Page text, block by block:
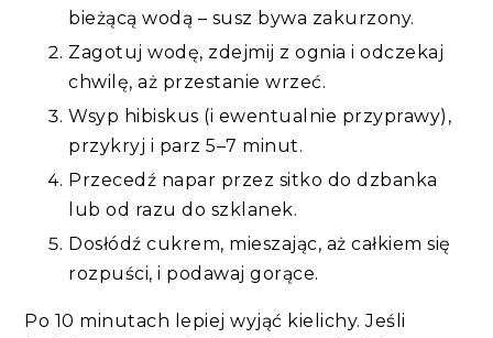
bieżącą wodą – susz bywa zakurzony.
Zagotuj wodę, zdejmij z ognia i odczekaj
chwilę, aż przestanie wrzeć.
Wsyp hibiskus (i ewentualnie przyprawy),
przykryj i parz 5–7 minut.
Przecedź napar przez sitko do dzbanka
lub od razu do szklanek.
Dosłódź cukrem, mieszając, aż całkiem się
rozpuści, i podawaj gorące.
Po 10 minutach lepiej wyjąć kielichy. Jeśli